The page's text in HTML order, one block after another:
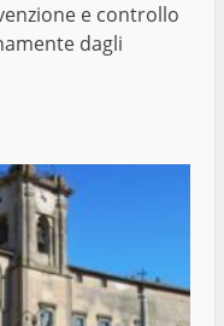
e controllo
dagli